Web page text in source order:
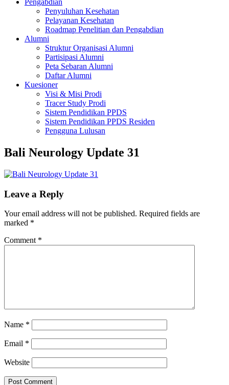
Pengabdian
Penyuluhan Kesehatan
Pelayanan Kesehatan
Roadmap Penelitian dan Pengabdian
Alumni
Struktur Organisasi Alumni
Partisipasi Alumni
Peta Sebaran Alumni
Daftar Alumni
Kuesioner
Visi & Misi Prodi
Tracer Study Prodi
Sistem Pendidikan PPDS
Sistem Pendidikan PPDS Residen
Pengguna Lulusan
Bali Neurology Update 31
Leave a Reply
Your email address will not be published. Required fields are
marked *
Comment *
Name *
Email *
Website